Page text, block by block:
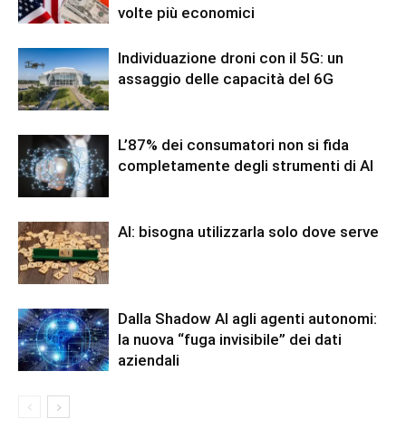
volte più economici
Individuazione droni con il 5G: un
assaggio delle capacità del 6G
L’87% dei consumatori non si fida
completamente degli strumenti di AI
AI: bisogna utilizzarla solo dove serve
Dalla Shadow AI agli agenti autonomi:
la nuova “fuga invisibile” dei dati
aziendali